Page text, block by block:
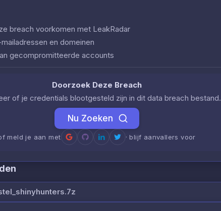
breach voorkomen met LeakRadar
en domeinen
gecompromitteerde accounts
Doorzoek Deze Breach
of je credentials blootgesteld zijn in dit data breach bestand.
Nu Zoeken
meld je aan met · blijf aanvallers voor